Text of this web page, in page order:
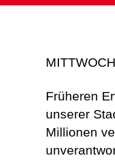
Früheren
unserer
Millionen